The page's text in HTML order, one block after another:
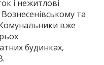
і нежитлові
та
вже
будинках,